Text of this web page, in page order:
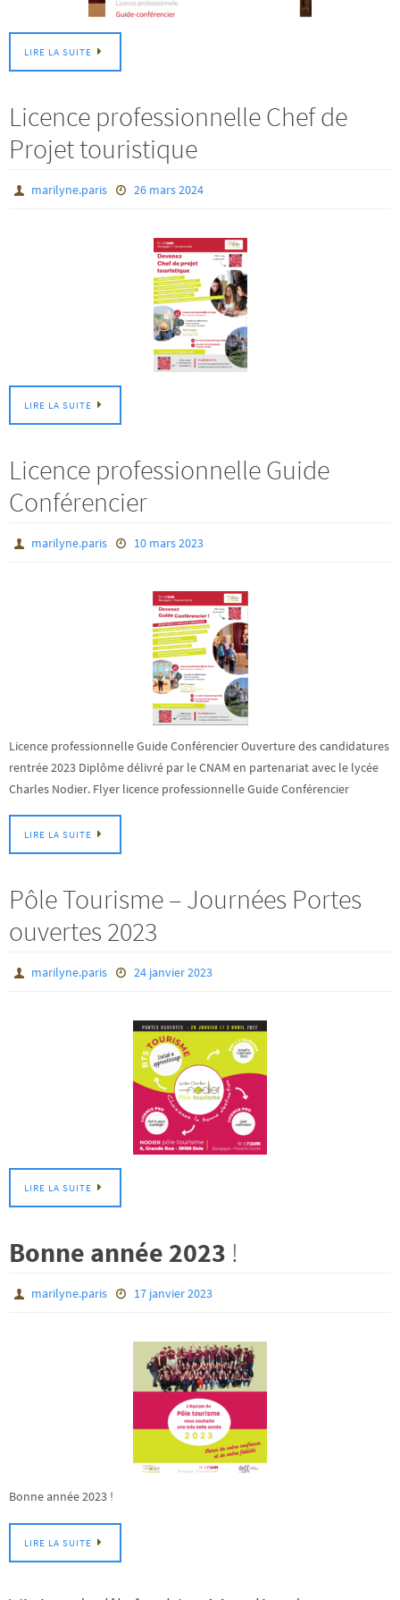
LIRE LA SUITE
Licence professionnelle Chef de
Projet touristique
marilyne.paris 26 mars 2024
LIRE LA SUITE
Licence professionnelle Guide
Conférencier
marilyne.paris 10 mars 2023
Licence professionnelle Guide Conférencier Ouverture des candidatures
rentrée 2023 Diplôme délivré par le CNAM en partenariat avec le lycée
Charles Nodier. Flyer licence professionnelle Guide Conférencier
LIRE LA SUITE
Pôle Tourisme – Journées Portes
ouvertes 2023
marilyne.paris 24 janvier 2023
LIRE LA SUITE
Bonne année 2023 !
marilyne.paris 17 janvier 2023
Bonne année 2023 !
LIRE LA SUITE